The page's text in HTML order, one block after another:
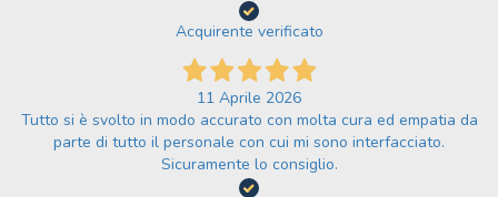
Acquirente verificato
11 Aprile 2026
Tutto si è svolto in modo accurato con molta cura ed empatia da
parte di tutto il personale con cui mi sono interfacciato.
Sicuramente lo consiglio.